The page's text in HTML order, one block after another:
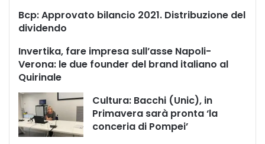
Bcp: Approvato bilancio 2021. Distribuzione del
dividendo
Invertika, fare impresa sull’asse Napoli-
Verona: le due founder del brand italiano al
Quirinale
Cultura: Bacchi (Unic), in
Primavera sarà pronta ‘la
conceria di Pompei’